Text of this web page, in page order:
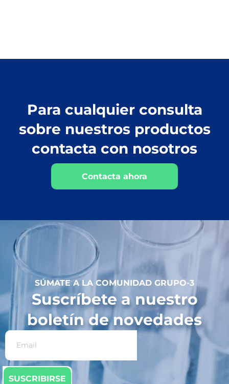
Para cualquier consulta
sobre nuestros productos
contacta con nosotros
Contacta ahora
SÚMATE A LA COMUNIDAD GRUPO-3
Suscríbete a nuestro
boletín de novedades
SUSCRIBIRSE